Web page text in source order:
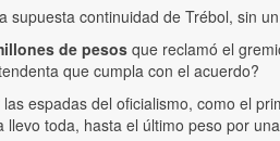
continuidad de Trébol, sin
de pesos que reclamó el
que cumpla con el acuerdo?
espadas del oficialismo, como el
toda, hasta el último peso por